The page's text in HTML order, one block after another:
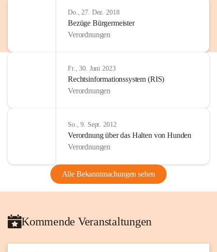
Do., 27. Dez. 2018
Bezüge Bürgermeister
Verordnungen
Fr., 30. Juni 2023
Rechtsinformationssystem (RIS)
Verordnungen
So., 9. Sept. 2012
Verordnung über das Halten von Hunden
Verordnungen
Alle Bekanntmachungen sehen
Kommende Veranstaltungen